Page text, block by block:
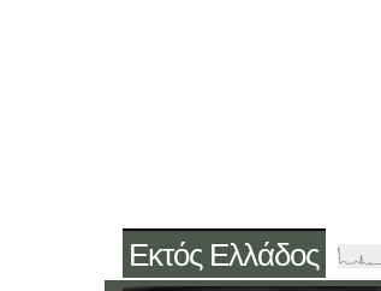
Εκτός Ελλάδος